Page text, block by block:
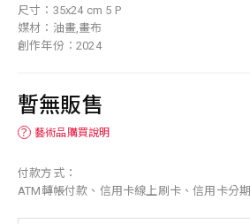
尺寸：35x24 cm 5 P
媒材：油畫,畫布
創作年份：2024
暫無販售
？ 藝術品購買說明
付款方式：
ATM轉帳付款、信用卡線上刷卡、信用卡分期